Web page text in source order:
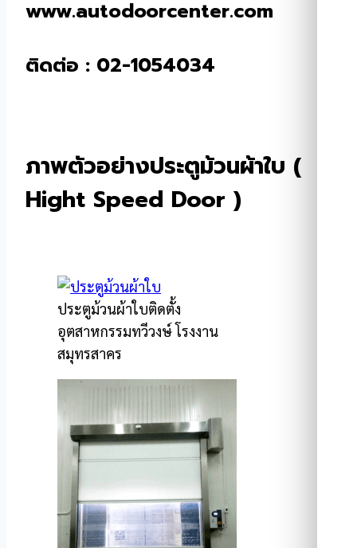
www.autodoorcenter.com
ติดต่อ : 02-1054034
ภาพตัวอย่างประตูม้วนผ้าใบ (
Hight Speed Door )
ประตูม้วนผ้าใบติดตั้ง
อุตสาหกรรมทวีวงษ์ โรงงาน
สมุทรสาคร